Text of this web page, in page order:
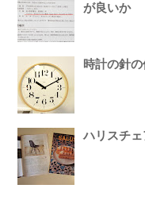
が良いか
時計の針
ハリスチェ